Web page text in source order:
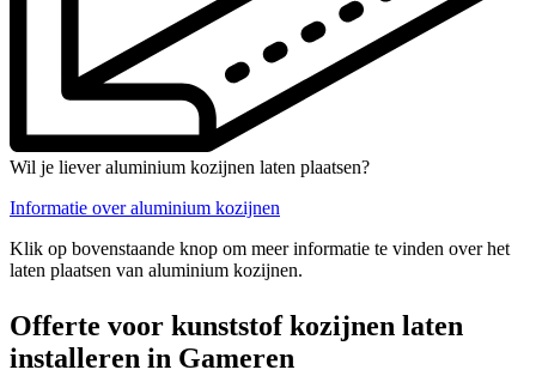
Wil je liever aluminium kozijnen laten plaatsen?
Informatie over aluminium kozijnen
Klik op bovenstaande knop om meer informatie te vinden over het
laten plaatsen van aluminium kozijnen.
Offerte voor kunststof kozijnen laten
installeren in Gameren